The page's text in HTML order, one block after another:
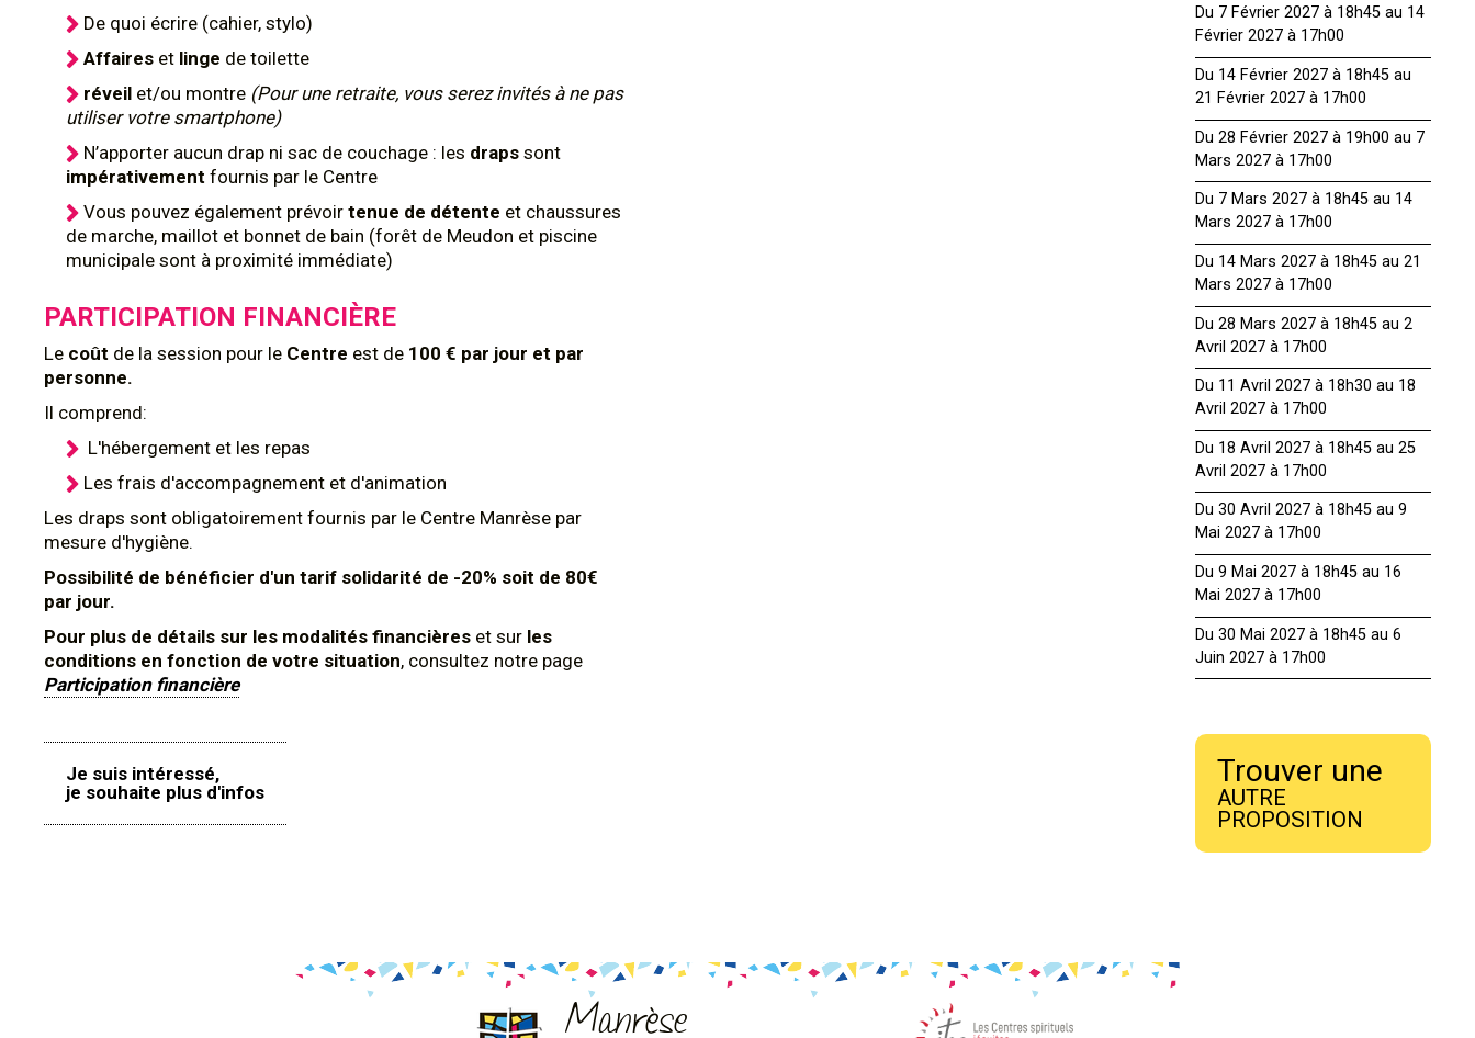
De quoi écrire (cahier, stylo)
Affaires et linge de toilette
réveil et/ou montre (Pour une retraite, vous serez invités à ne pas
utiliser votre smartphone)
N’apporter aucun drap ni sac de couchage : les draps sont
impérativement fournis par le Centre
Vous pouvez également prévoir tenue de détente et chaussures
de marche, maillot et bonnet de bain (forêt de Meudon et piscine
municipale sont à proximité immédiate)
PARTICIPATION FINANCIÈRE
Le coût de la session pour le Centre est de 100 € par jour et par
personne.
Il comprend:
L'hébergement et les repas
Les frais d'accompagnement et d'animation
Les draps sont obligatoirement fournis par le Centre Manrèse par
mesure d'hygiène.
Possibilité de bénéficier d'un tarif solidarité de -20% soit de 80€
par jour.
Pour plus de détails sur les modalités financières et sur les
conditions en fonction de votre situation, consultez notre page
Participation financière
Je suis intéressé,
je souhaite plus d'infos
Du 7 Février 2027 à 18h45 au 14
Février 2027 à 17h00
Du 14 Février 2027 à 18h45 au
21 Février 2027 à 17h00
Du 28 Février 2027 à 19h00 au 7
Mars 2027 à 17h00
Du 7 Mars 2027 à 18h45 au 14
Mars 2027 à 17h00
Du 14 Mars 2027 à 18h45 au 21
Mars 2027 à 17h00
Du 28 Mars 2027 à 18h45 au 2
Avril 2027 à 17h00
Du 11 Avril 2027 à 18h30 au 18
Avril 2027 à 17h00
Du 18 Avril 2027 à 18h45 au 25
Avril 2027 à 17h00
Du 30 Avril 2027 à 18h45 au 9
Mai 2027 à 17h00
Du 9 Mai 2027 à 18h45 au 16
Mai 2027 à 17h00
Du 30 Mai 2027 à 18h45 au 6
Juin 2027 à 17h00
Trouver une
AUTRE
PROPOSITION